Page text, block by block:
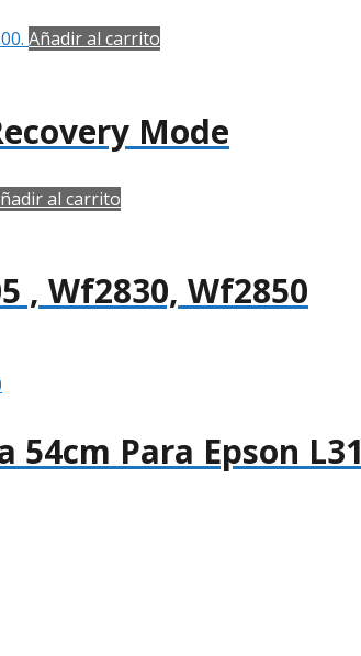
Añadir al carrito
Mode
al carrito
, Wf2830, Wf2850
Para Epson